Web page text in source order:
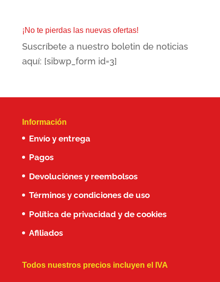
hasta
399,00€
¡No te pierdas las nuevas ofertas!
Suscríbete a nuestro boletin de noticias
aquí: [sibwp_form id=3]
Información
Envío y entrega
Pagos
Devoluciónes y reembolsos
Términos y condiciones de uso
Política de privacidad y de cookies
Afiliados
Todos nuestros precios incluyen el IVA